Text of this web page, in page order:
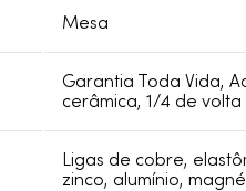
Mesa
Garantia Toda Vida,
cerâmica, 1/4 de volta
Ligas de cobre,
zinco, alumínio,